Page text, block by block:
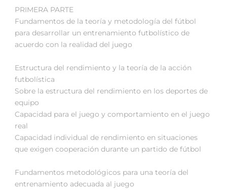
PRIMERA PARTE
Fundamentos de la teoría y metodología del fútbol
para desarrollar un entrenamiento futbolístico de
acuerdo con la realidad del juego
Estructura del rendimiento y la teoría de la acción
futbolística
Sobre la estructura del rendimiento en los deportes de
equipo
Capacidad para el juego y comportamiento en el juego
real
Capacidad individual de rendimiento en situaciones
que exigen cooperación durante un partido de fútbol
Fundamentos metodológicos para una teoría del
entrenamiento adecuada al juego